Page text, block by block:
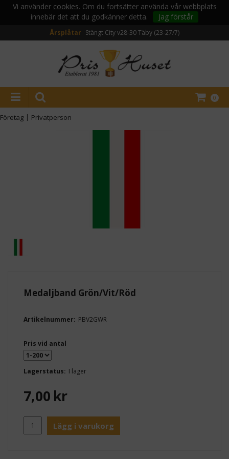
Vi använder cookies. Om du fortsätter använda vår webbplats
innebär det att du godkänner detta.
Jag förstår
Årsplåtar Stängt City v28-30Täby (23-27/7)
0
Företag | Privatperson
Medaljband Grön/Vit/Röd
Artikelnummer: PBV2GWR
Pris vid antal
Lagerstatus: I lager
7,00 kr
Lägg i varukorg